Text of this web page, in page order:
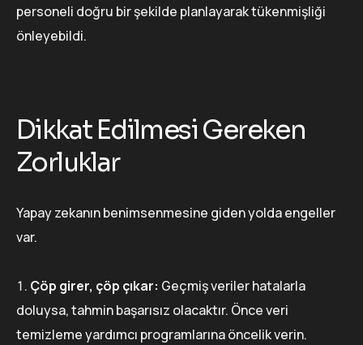
personeli doğru bir şekilde planlayarak tükenmişliği
önleyebildi.
Dikkat Edilmesi Gereken
Zorluklar
Yapay zekanın benimsenmesine giden yolda engeller
var.
Çöp girer, çöp çıkar: Geçmiş veriler hatalarla
doluysa, tahmin başarısız olacaktır. Önce veri
temizleme yardımcı programlarına öncelik verin.